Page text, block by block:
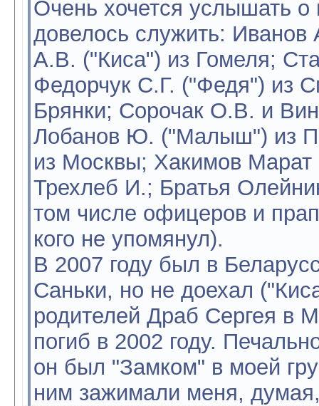
Очень хочется услышать о
довелось служить:
А.В. ("Киса") из Гомеля;
Федорчук С.Г. ("Федя") из
Брянки; Сорочак О.В. и
Лобанов Ю. ("Малыш") из
из Москвы; Хакимов Марат
Трехлеб И.; Братья
том числе офицеров и
кого не упомянул).
В 2007 году был в
Саньки, но не доехал
родителей Драб Сергея в
погиб в 2002 году.
он был "Замком" в моей
ним зажимали меня,